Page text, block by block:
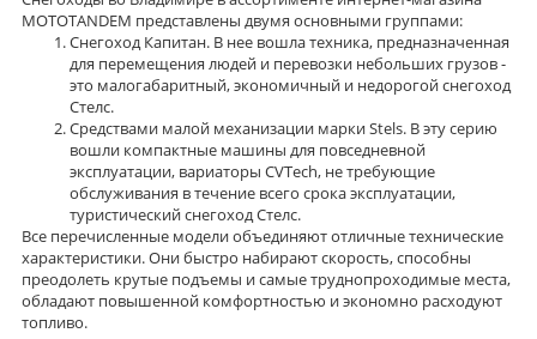
MOTOTANDEM представлены двумя основными группами:
Снегоход Капитан. В нее вошла техника, предназначенная
для перемещения людей и перевозки небольших грузов -
это малогабаритный, экономичный и недорогой снегоход
Стелс.
Средствами малой механизации марки Stels. В эту серию
вошли компактные машины для повседневной
эксплуатации, вариаторы СVTech, не требующие
обслуживания в течение всего срока эксплуатации,
туристический снегоход Стелс.
Все перечисленные модели объединяют отличные технические
характеристики. Они быстро набирают скорость, способны
преодолеть крутые подъемы и самые труднопроходимые места,
обладают повышенной комфортностью и экономно расходуют
топливо.